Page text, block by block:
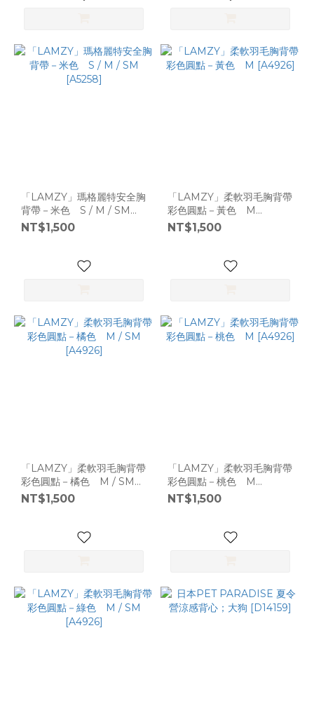
「LAMZY」瑪格麗特安全胸
背帶－米色 S / M / SM
[A5258]
NT$1,500
「LAMZY」柔軟羽毛胸背帶
彩色圓點－黃色 M
[A4926]
NT$1,500
「LAMZY」柔軟羽毛胸背帶
彩色圓點－橘色 M / SM
[A4926]
NT$1,500
「LAMZY」柔軟羽毛胸背帶
彩色圓點－桃色 M
[A4926]
NT$1,500